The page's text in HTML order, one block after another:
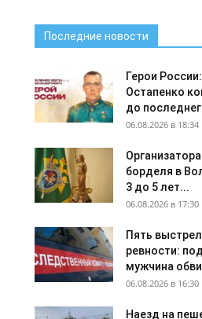
Последние новости
Герои
Остапенко
до
06.08.2026 в 18:34
борделя в
3 до 5 лет...
06.08.2026 в 17:30
Пять
ревности:
мужчина
06.08.2026 в 16:30
Наезд на